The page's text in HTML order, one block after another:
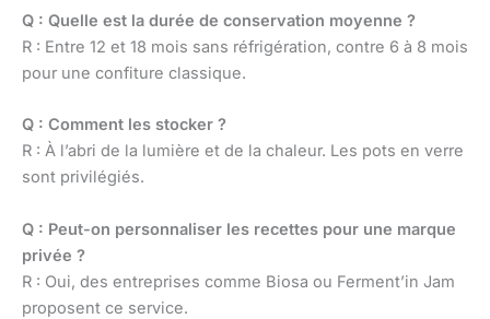
Q : Quelle est la durée de conservation moyenne ?
R : Entre 12 et 18 mois sans réfrigération, contre 6 à 8 mois
pour une confiture classique.
Q : Comment les stocker ?
R : À l’abri de la lumière et de la chaleur. Les pots en verre
sont privilégiés.
Q : Peut-on personnaliser les recettes pour une marque
privée ?
R : Oui, des entreprises comme Biosa ou Ferment’in Jam
proposent ce service.